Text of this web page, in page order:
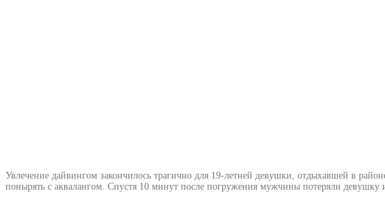
Увлечение дайвингом закончилось трагично для 19-летней девушки, отдыхавшей в
понырять с аквалангом. Спустя 10 минут после погружения мужчины потеряли девушку